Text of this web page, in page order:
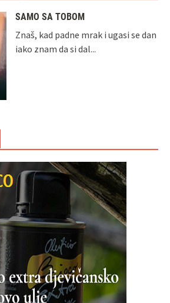
SAMO SA TOBOM
Znaš, kad padne mrak i ugasi se dan
iako znam da si dal...